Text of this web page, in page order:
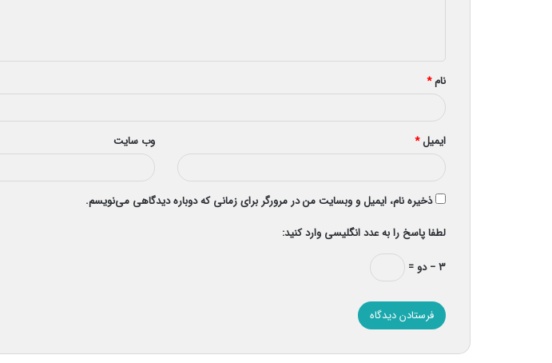
*
نام*
ایمیل* وب‌ سایت
ذخیره نام، ایمیل و وبسایت من در مرورگر برای زمانی که دوباره دیدگاهی می‌نویسم.
لطفا پاسخ را به عدد انگلیسی وارد کنید:
۳ − دو =